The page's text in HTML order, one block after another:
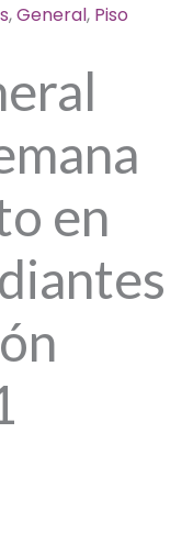
,General, Piso
en